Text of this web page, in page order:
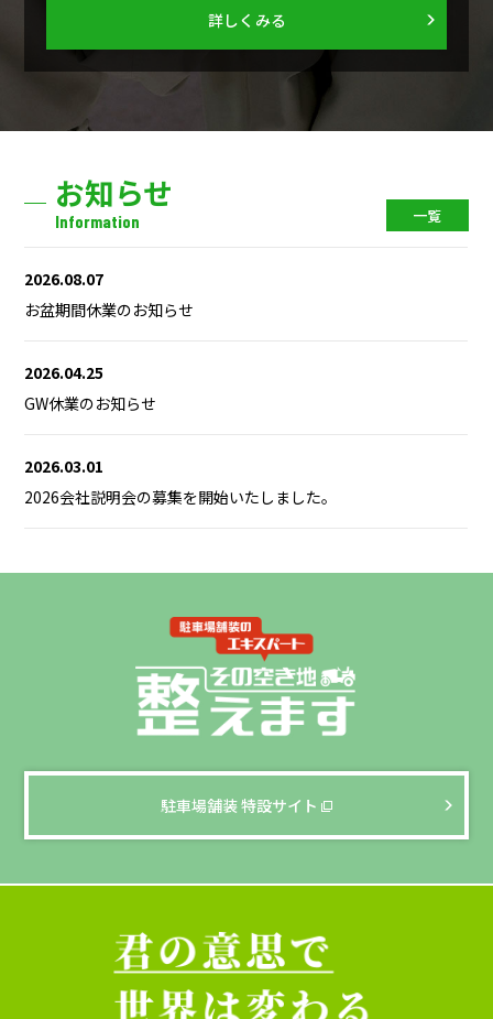
詳しくみる
お知らせ
Information 一覧
2026.08.07
お盆期間休業のお知らせ
2026.04.25
GW休業のお知らせ
2026.03.01
2026会社説明会の募集を開始いたしました。
駐車場舗装 特設サイト